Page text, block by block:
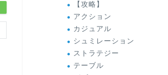
【攻略】
アクション
カジュアル
シュミレーション
ストラテジー
テーブル